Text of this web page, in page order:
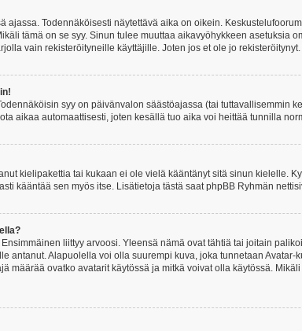
ajassa. Todennäköisesti näytettävä aika on oikein.
tämä on se syy. Sinun tulee muuttaa aikavyöhykkeen asetuksia
vain rekisteröityneille käyttäjille. Joten jos et ole jo
syy on päivänvalon säästöajassa (tai tuttavallisemmin
aikaa automaattisesti, joten kesällä tuo aika voi heittää tunnilla
kielipakettia tai kukaan ei ole vielä kääntänyt sitä sinun kielelle.
kääntää sen myös itse. Lisätietoja tästä saat phpBB Ryhmän
liittyy arvoosi. Yleensä nämä ovat tähtiä tai joitain
antanut. Alapuolella voi olla suurempi kuva, joka tunnetaan
määrää ovatko avatarit käytössä ja mitkä voivat olla käytössä.